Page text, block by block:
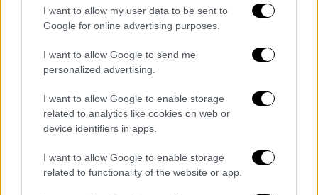
I want to allow my user data to be sent to
Google for online advertising purposes.
I want to allow Google to send me
personalized advertising.
I want to allow Google to enable storage
related to analytics like cookies on web or
device identifiers in apps.
I want to allow Google to enable storage
related to functionality of the website or app.
Σημειώνεται πως τοethnos.gr επικοινώνησε
όπλο ήταν ψεύτικο παιδικό με πλαστικά
σφαιρίδια.
Kαταγγελίες για την διευθύντρια που
αποχωρεί
Αξίζει να επισημανθεί πως για την
διευθύντρια στο σχολείοστο παρελθόν